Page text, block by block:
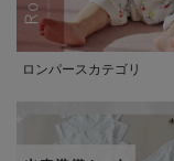
ロンパースカテゴリ